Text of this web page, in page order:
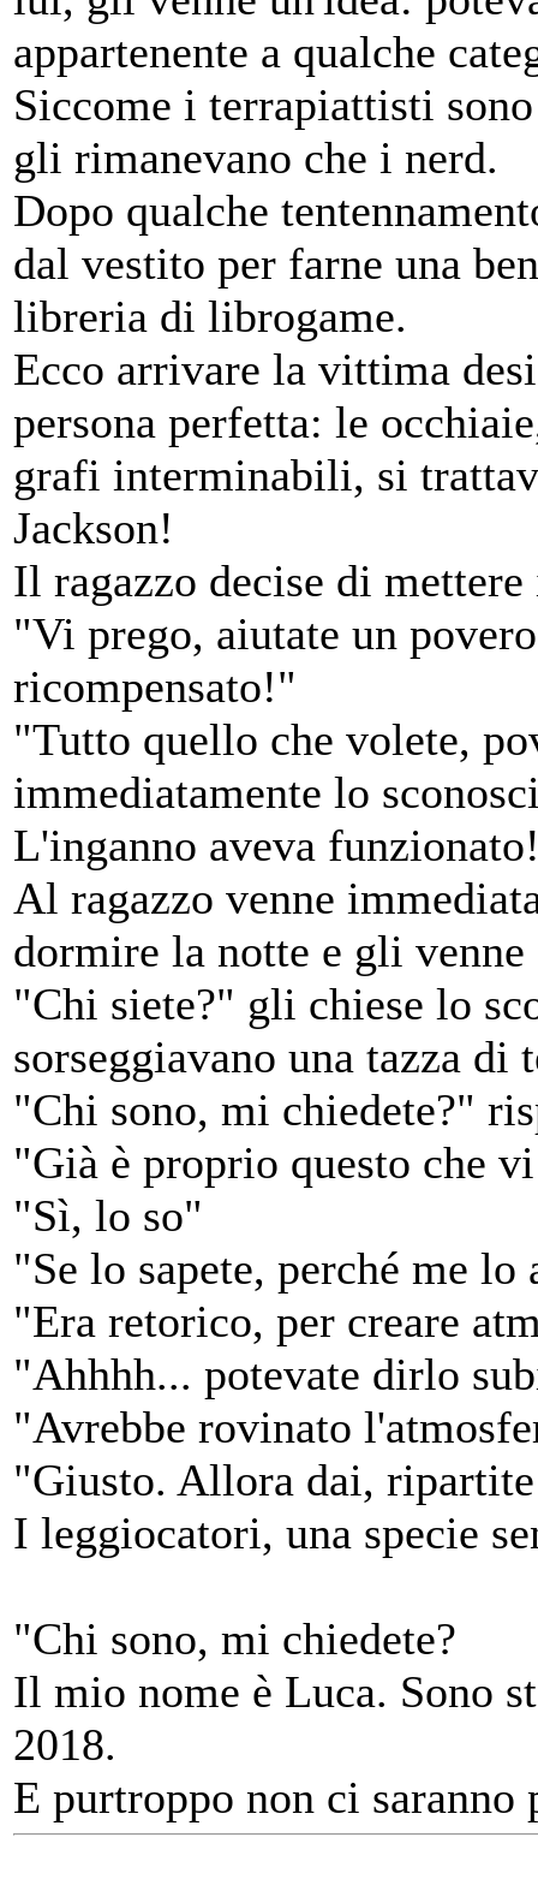
appartenente a qualche
Siccome i terrapiattisti
gli rimanevano che i nerd.
Dopo qualche
dal vestito per farne una
libreria di librogame.
Ecco arrivare la vittima
persona perfetta: le
grafi interminabili, si
Jackson!
Il ragazzo decise di
"Vi prego, aiutate un
ricompensato!"
"Tutto quello che volete,
immediatamente lo
L'inganno aveva
Al ragazzo venne
dormire la notte e gli
"Chi siete?" gli chiese lo
sorseggiavano una tazza di
"Chi sono, mi chiedete?"
"Già è proprio questo che
"Sì, lo so"
"Se lo sapete, perché me lo
"Era retorico, per creare
"Ahhhh... potevate dirlo
"Avrebbe rovinato
"Giusto. Allora dai,
I leggiocatori, una specie
"Chi sono, mi chiedete?
Il mio nome è Luca. Sono
2018.
E purtroppo non ci